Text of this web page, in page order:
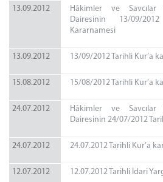
13.09.2012
Hâkimler ve
Dairesinin 13/09/
Kararnamesi
13.09.2012 13/09/2012 Tarihli Kur’a
15.08.2012 15/08/2012 Tarihli Kur’a
24.07.2012
Hâkimler ve
Dairesinin 24/07/2012
24.07.2012 24.07.2012 Tarihli Kur’a
12.07.2012 12.07.2012 Tarihli İdari